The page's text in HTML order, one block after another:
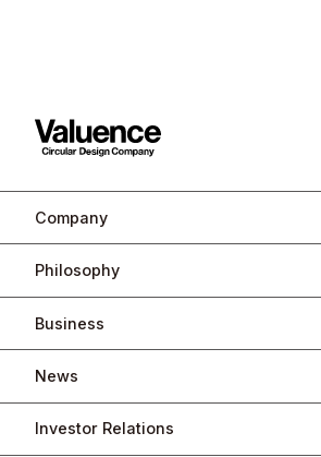
Company
Philosophy
Business
News
Investor Relations